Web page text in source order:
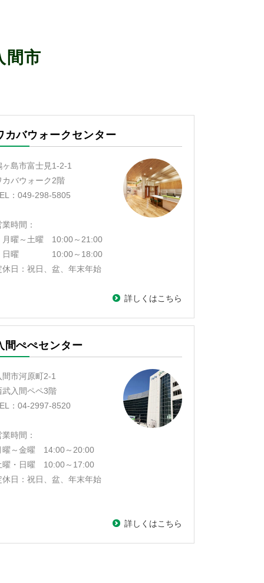
間市
カバウォークセンター
ヶ島市富士見1-2-1
カバウォーク2階
：049-298-5805
業時間：
曜～土曜 10:00～21:00
曜 10:00～18:00
休日：祝日、盆、年末年始
詳しくはこちら
間ぺぺセンター
間市河原町2-1
武入間ペペ3階
：04-2997-8520
業時間：
曜～金曜 14:00～20:00
曜・日曜 10:00～17:00
休日：祝日、盆、年末年始
詳しくはこちら